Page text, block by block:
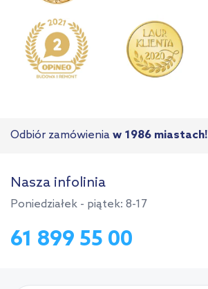
Odbiór zamówienia w 1986 miastach!
Nasza infolinia
Poniedziałek - piątek: 8-17
61 899 55 00